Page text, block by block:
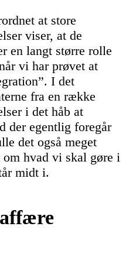
at store
viser, at de
en langt større rolle
vi har prøvet at
I det
fra en række
i det håb at
der egentlig foregår
det også meget
om hvad vi skal gøre i
midt i.